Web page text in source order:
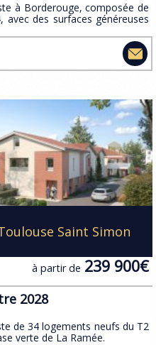
à Borderouge, composée de
des surfaces généreuses
Saint Simon
à partir de 239 900€
2028
de 34 logements neufs du T2
verte de La Ramée.